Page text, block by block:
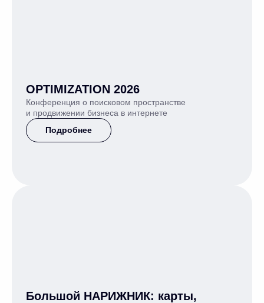
OPTIMIZATION 2026
Конференция о поисковом пространстве
и продвижении бизнеса в интернете
Подробнее
Большой НАРИЖНИК: карты,